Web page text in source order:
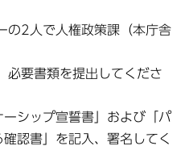
2人で人権政策課（本庁舎
要書類を提出してくださ
シップ宣誓書」および「パ
認書」を記入、署名してく